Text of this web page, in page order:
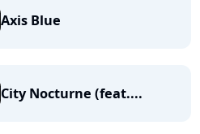
Axis Blue
City Nocturne (feat....